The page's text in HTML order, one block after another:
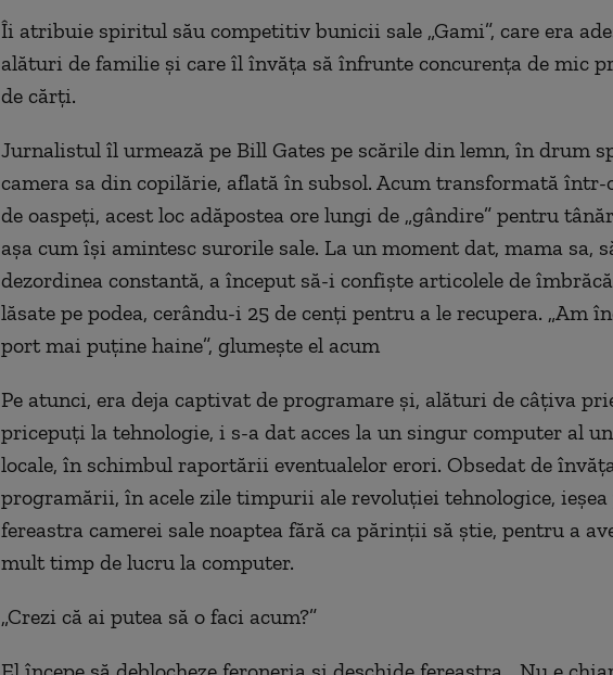
Îi atribuie spiritul său competitiv bunicii sale „Gami”, care era
alături de familie și care îl învăța să înfrunte concurența de mic
de cărți.
Jurnalistul îl urmează pe Bill Gates pe scările din lemn, în drum
camera sa din copilărie, aflată în subsol. Acum transformată într-
de oaspeți, acest loc adăpostea ore lungi de „gândire” pentru
așa cum își amintesc surorile sale. La un moment dat, mama sa,
dezordinea constantă, a început să-i confiște articolele de
lăsate pe podea, cerându-i 25 de cenți pentru a le recupera. „Am
port mai puține haine”, glumește el acum
Pe atunci, era deja captivat de programare și, alături de câțiva
pricepuți la tehnologie, i s-a dat acces la un singur computer al
locale, în schimbul raportării eventualelor erori. Obsedat de
programării, în acele zile timpurii ale revoluției tehnologice, ieșea
fereastra camerei sale noaptea fără ca părinții să știe, pentru a
mult timp de lucru la computer.
„Crezi că ai putea să o faci acum?”